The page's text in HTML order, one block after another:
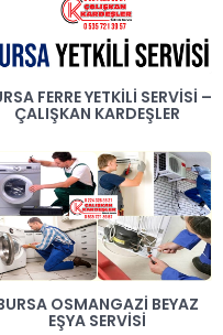
FERRE YETKILI SERVISI –
ÇALIŞKAN KARDEŞLER
BURSA OSMANGAZI BEYAZ
EŞYA SERVISI